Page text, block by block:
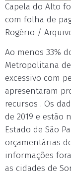
Capela do Alto
com folha de
Rogério /
Ao menos 33%
Metropolitana
excessivo com
apresentaram
recursos . Os
de 2019 e estão
Estado de São
orçamentárias
informações
as cidades de